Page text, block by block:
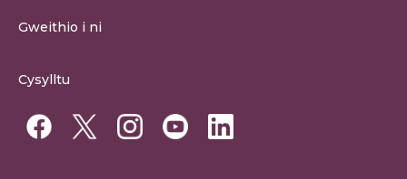
Fframwaith Llywodraethu Corfforaethol y Comisiwn
Gweithio i ni
Gweithio i Aelod Senedd
Cysylltu